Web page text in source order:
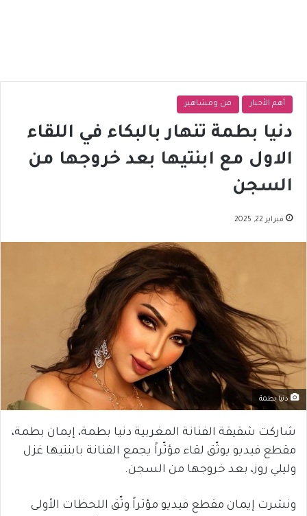
أهم الأخبار فن ومشاهير
دنيا بطمة تنهار بالبكاء في اللقاء
الاول مع ابنتيها بعد خروجها من
السجن
فبراير 22, 2025
دنيا بطمة
شاركت شقيقة الفنانة المغربية دنيا بطمة، إيمان بطمة،
مقطع فيديو يوثّق لقاء مؤثّراً يجمع الفنانة بابنتيها غزل
وليلي روز، بعد خروجها من السجن.
ونشرت إيمان مقطع فيديو مؤثراً وثّق اللحظات الأولى